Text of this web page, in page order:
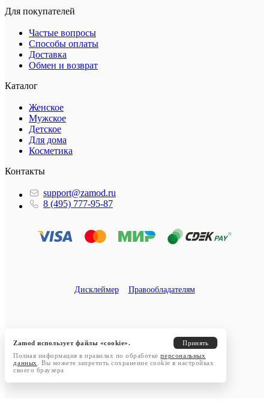
Для покупателей
Частые вопросы
Способы оплаты
Доставка
Обмен и возврат
Каталог
Женское
Мужское
Детское
Для дома
Косметика
Контакты
support@zamod.ru
8 (495) 777-95-87
Дисклеймер Правообладателям
Zamod использует файлы «cookie».
Принять
Полная информация в правилах по обработкеперсональных
данных
. Вы можете запретить сохранение cookie в настройках
своего браузера